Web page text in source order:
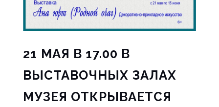
21 МАЯ В 17.00 В
ВЫСТАВОЧНЫХ ЗАЛАХ
МУЗЕЯ ОТКРЫВАЕТСЯ